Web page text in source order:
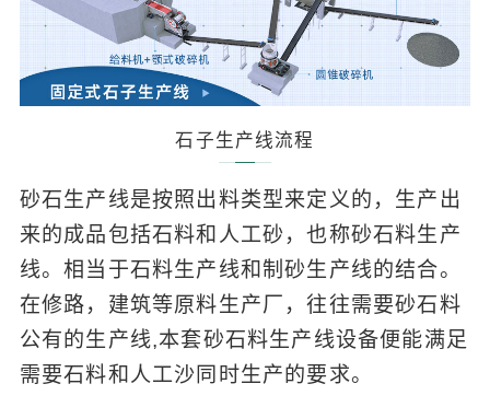
石子生产线流程
砂石生产线是按照出料类型来定义的，生产出
来的成品包括石料和人工砂，也称砂石料生产
线。相当于石料生产线和制砂生产线的结合。
在修路，建筑等原料生产厂，往往需要砂石料
公有的生产线,本套砂石料生产线设备便能满足
需要石料和人工沙同时生产的要求。